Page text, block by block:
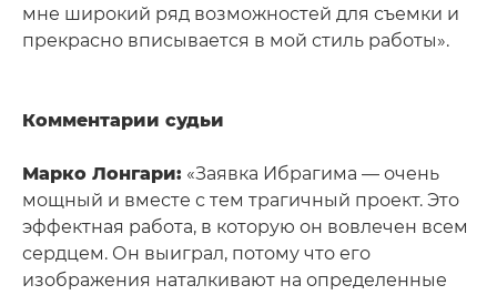
мне широкий ряд возможностей для съемки и
прекрасно вписывается в мой стиль работы».
Комментарии судьи
Марко Лонгари: «Заявка Ибрагима — очень
мощный и вместе с тем трагичный проект. Это
эффектная работа, в которую он вовлечен всем
сердцем. Он выиграл, потому что его
изображения наталкивают на определенные